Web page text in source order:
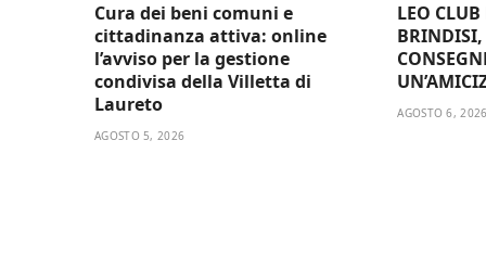
Cura dei beni comuni e
cittadinanza attiva: online
l’avviso per la gestione
condivisa della Villetta di
Laureto
AGOSTO 5, 2026
LEO
BRINDISI,
AGOSTO 6, 2026